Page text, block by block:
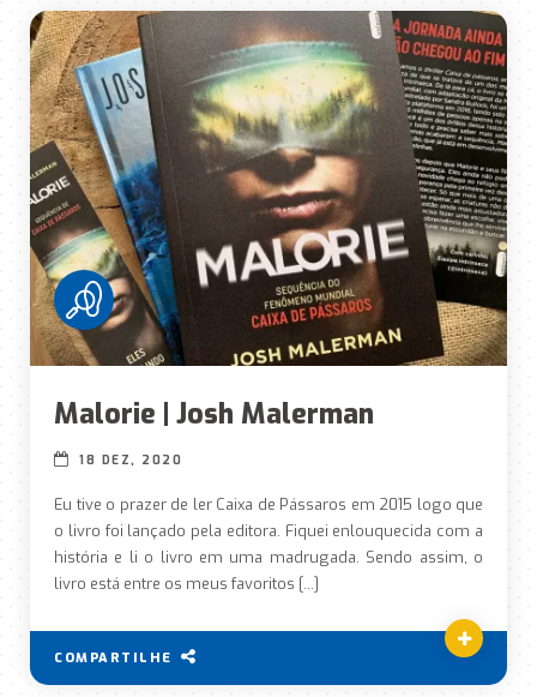
Malorie | Josh Malerman
18 DEZ, 2020
Eu tive o prazer de ler Caixa de Pássaros em 2015 logo que
o livro foi lançado pela editora. Fiquei enlouquecida com a
história e li o livro em uma madrugada. Sendo assim, o
livro está entre os meus favoritos […]
COMPARTILHE